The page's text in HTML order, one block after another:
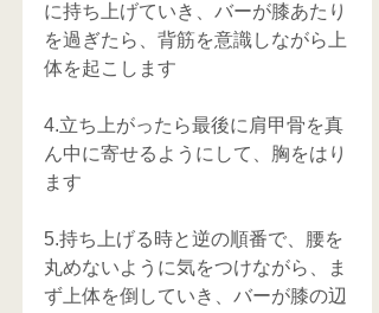
に持ち上げていき、バーが膝あたり
を過ぎたら、背筋を意識しながら上
体を起こします
4.立ち上がったら最後に肩甲骨を真
ん中に寄せるようにして、胸をはり
ます
5.持ち上げる時と逆の順番で、腰を
丸めないように気をつけながら、ま
ず上体を倒していき、バーが膝の辺